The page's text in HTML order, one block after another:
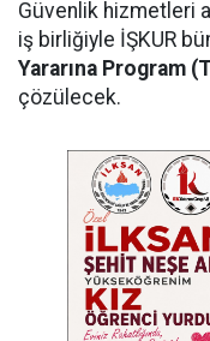
Güvenlik hizmetleri
iş birliğiyle İŞKUR
Yararına Program
çözülecek.